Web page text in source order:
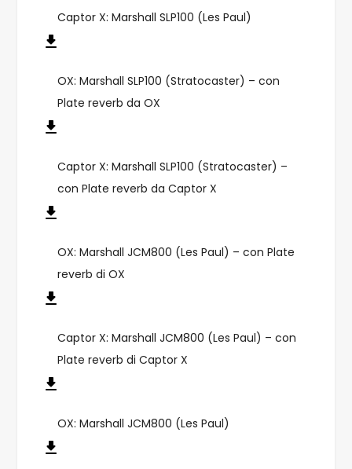
Captor X: Marshall SLP100 (Les Paul)
OX: Marshall SLP100 (Stratocaster) – con
Plate reverb da OX
Captor X: Marshall SLP100 (Stratocaster) –
con Plate reverb da Captor X
OX: Marshall JCM800 (Les Paul) – con Plate
reverb di OX
Captor X: Marshall JCM800 (Les Paul) – con
Plate reverb di Captor X
OX: Marshall JCM800 (Les Paul)